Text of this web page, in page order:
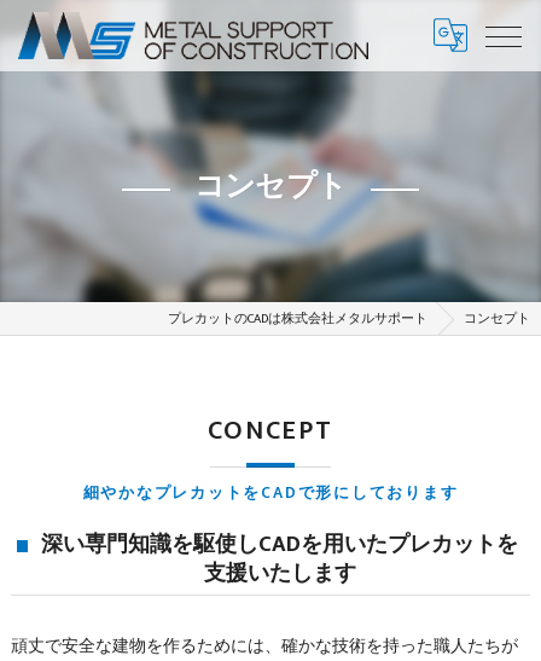
コンセプト
プレカットのCADは株式会社メタルサポート コンセプト
細やかなプレカットをCADで形にしております
CONCEPT
深い専門知識を駆使しCADを用いたプレカットを
支援いたします
頑丈で安全な建物を作るためには、確かな技術を持った職人たちが